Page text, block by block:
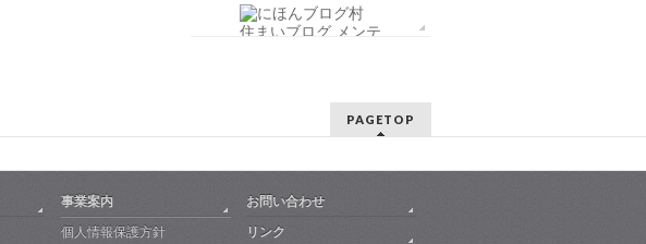
PAGETOP
事業案内
個人情報保護方針
お問い合わせ
リンク